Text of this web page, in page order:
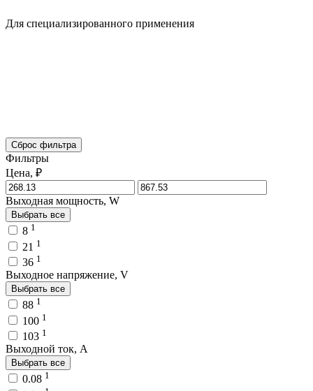
Для специализированного применения
Сброс фильтра
Фильтры
Цена, ₽
Выходная мощность, W
Выбрать все
8 1
21 1
36 1
Выходное напряжение, V
Выбрать все
88 1
100 1
103 1
Выходной ток, A
Выбрать все
0.08 1